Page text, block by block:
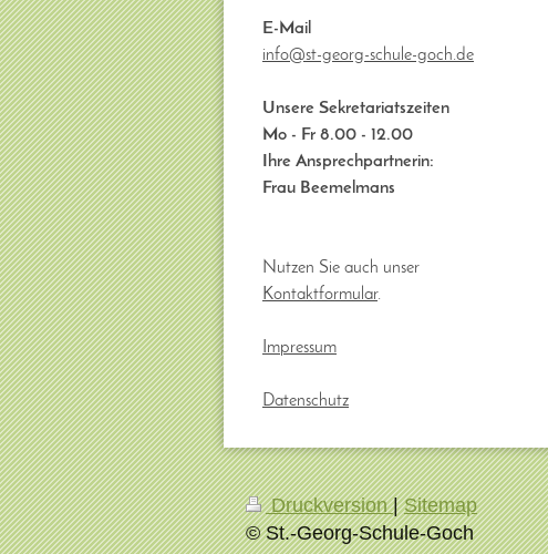
E-Mail
info@st-georg-schule-goch.de
Unsere Sekretariatszeiten
Mo - Fr 8.00 - 12.00
Ihre Ansprechpartnerin:
Frau Beemelmans
Nutzen Sie auch unser
Kontaktformular.
Impressum
Datenschutz
Druckversion| Sitemap
© St.-Georg-Schule-Goch